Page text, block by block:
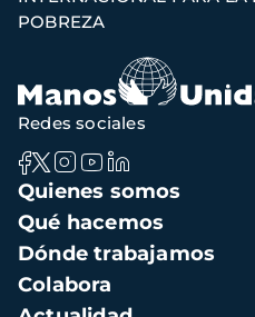
POBREZA
Navegación
principal
Quienes somos
Qué hacemos
Dónde trabajamos
Colabora
Redes sociales